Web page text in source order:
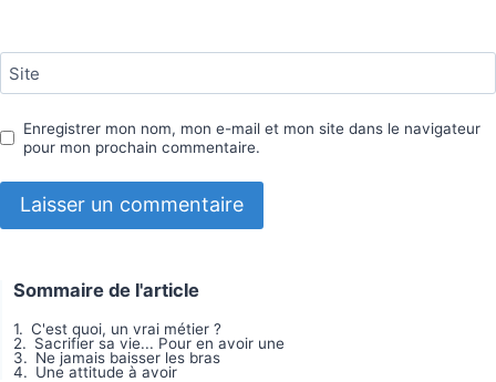
Site
Enregistrer mon nom, mon e-mail et mon site dans le navigateur
pour mon prochain commentaire.
Sommaire de l'article
C'est quoi, un vrai métier ?
Sacrifier sa vie... Pour en avoir une
Ne jamais baisser les bras
Une attitude à avoir